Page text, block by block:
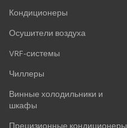
Кондиционеры
Осушители воздуха
VRF-системы
Чиллеры
Винные холодильники и
шкафы